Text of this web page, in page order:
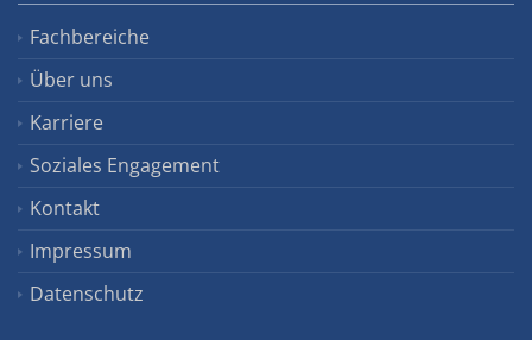
Fachbereiche
Über uns
Karriere
Soziales Engagement
Kontakt
Impressum
Datenschutz